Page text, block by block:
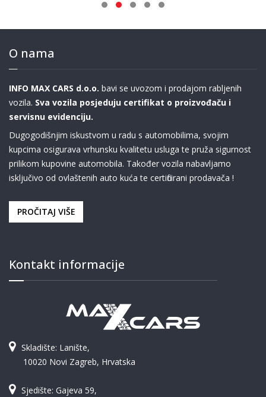
O nama
INFO MAX CARS d.o.o. bavi se uvozom i prodajom rabljenih
vozila. Sva vozila posjeduju certifikat o proizvođaču i
servisnu evidenciju.
Dugogodišnjim iskustvom u radu s automobilima, svojim
kupcima osigurava vrhunsku kvalitetu usluga te pruža sigurnost
prilikom kupovine automobila. Također vozila nabavljamo
isključivo od ovlaštenih auto kuća te certificirani prodavača !
PROČITAJ VIŠE
Kontakt informacije
Skladište: Lanište,
10020 Novi Zagreb, Hrvatska
Sjedište: Gajeva 59,